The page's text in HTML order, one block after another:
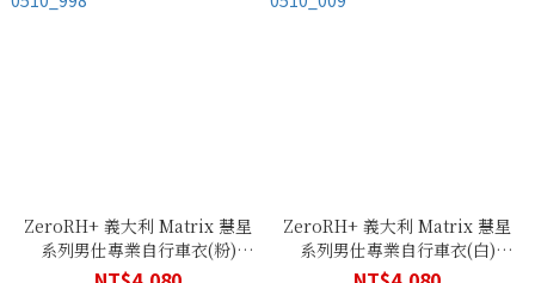
ZeroRH+ 義大利 Matrix 慧星
系列男仕專業自行車衣(粉)
ECU 0510_998
ZeroRH+ 義大利 Matrix 慧星
系列男仕專業自行車衣(白)
ECU 0510_009